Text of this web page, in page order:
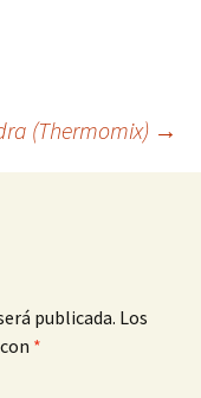
(Thermomix) →
publicada. Los
*